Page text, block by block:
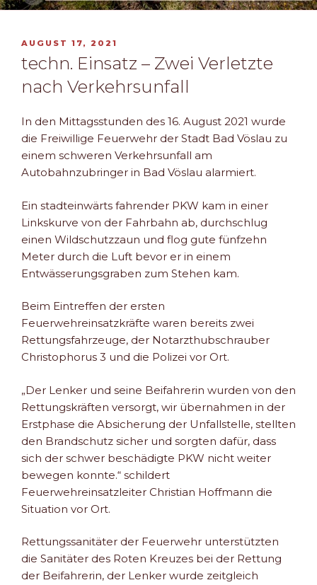
VERÖFFENTLICHT
AUGUST 17, 2021
techn. Einsatz – Zwei Verletzte
nach Verkehrsunfall
In den Mittagsstunden des 16. August 2021 wurde
die Freiwillige Feuerwehr der Stadt Bad Vöslau zu
einem schweren Verkehrsunfall am
Autobahnzubringer in Bad Vöslau alarmiert.
Ein stadteinwärts fahrender PKW kam in einer
Linkskurve von der Fahrbahn ab, durchschlug
einen Wildschutzzaun und flog gute fünfzehn
Meter durch die Luft bevor er in einem
Entwässerungsgraben zum Stehen kam.
Beim Eintreffen der ersten
Feuerwehreinsatzkräfte waren bereits zwei
Rettungsfahrzeuge, der Notarzthubschrauber
Christophorus 3 und die Polizei vor Ort.
„Der Lenker und seine Beifahrerin wurden von den
Rettungskräften versorgt, wir übernahmen in der
Erstphase die Absicherung der Unfallstelle, stellten
den Brandschutz sicher und sorgten dafür, dass
sich der schwer beschädigte PKW nicht weiter
bewegen konnte.“ schildert
Feuerwehreinsatzleiter Christian Hoffmann die
Situation vor Ort.
Rettungssanitäter der Feuerwehr unterstützten
die Sanitäter des Roten Kreuzes bei der Rettung
der Beifahrerin, der Lenker wurde zeitgleich